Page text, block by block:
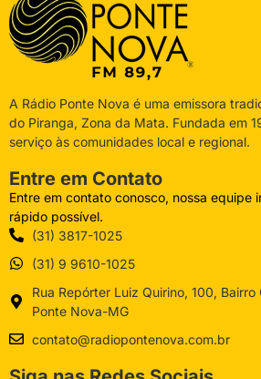
A Rádio Ponte Nova é uma emissora
do Piranga, Zona da Mata. Fundada em
serviço às comunidades local e regional.
Entre em Contato
Entre em contato conosco, nossa equipe
rápido possível.
(31) 3817-1025
(31) 9 9610-1025
Rua Repórter Luiz Quirino, 100,
Ponte Nova-MG
contato@radiopontenova.com.br